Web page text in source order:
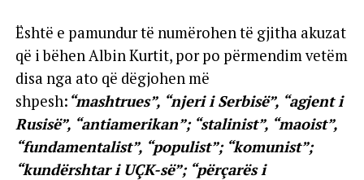
Është e pamundur të numërohen të gjitha akuzat
që i bëhen Albin Kurtit, por po përmendim vetëm
disa nga ato që dëgjohen më
shpesh: “mashtrues”, “njeri i Serbisë”, “agjent i
Rusisë”, “antiamerikan”; “stalinist”, “maoist”,
“fundamentalist”, “populist”; “komunist”;
“kundërshtar i UÇK-së”; “përçarës i